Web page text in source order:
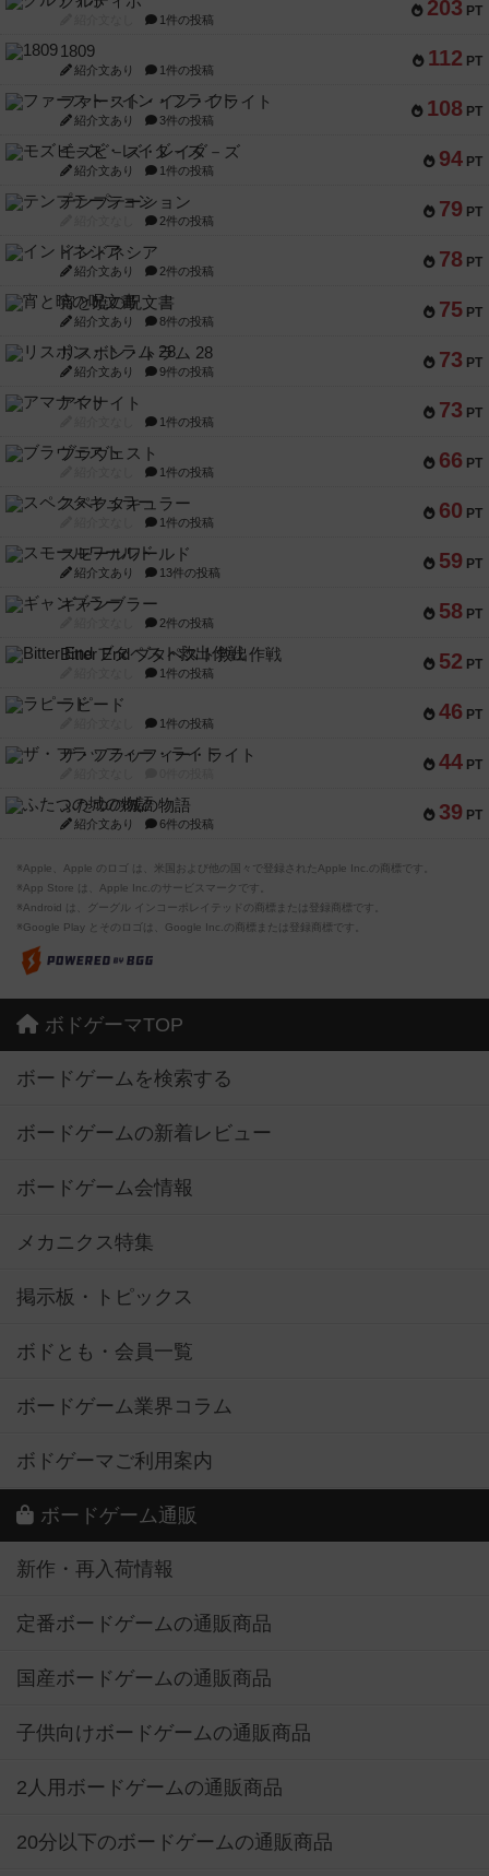
203 PT
1件の投稿
112 PT
1809
紹介文あり 1件の投稿
108 PT
ファースト・イン・フライト
紹介文あり 3件の投稿
94 PT
モズビ－ズ・レイダ－ズ
紹介文あり 1件の投稿
79 PT
テンプテーション
2件の投稿
78 PT
インドネシア
紹介文あり 2件の投稿
75 PT
宵と暁の呪文書
紹介文あり 8件の投稿
73 PT
リスボン・トラム 28
紹介文あり 9件の投稿
73 PT
アマナイト
1件の投稿
66 PT
ブラヴェスト
1件の投稿
60 PT
スペクタキュラー
1件の投稿
59 PT
スモールワールド
紹介文あり 13件の投稿
58 PT
ギャンブラー
2件の投稿
52 PT
Bitter End ブタペスト救出作戦
1件の投稿
46 PT
ラピード
1件の投稿
44 PT
ザ・フラッフィー・ライト
39 PT
ふたつの城の物語
紹介文あり 6件の投稿
※Apple、Apple のロゴ は、米国および他の国々で登録されたApple Inc.の商標です。
※App Store は、Apple Inc.のサービスマークです。
※Android は、グーグル インコーポレイテッドの商標または登録商標です。
※Google Play とそのロゴは、Google Inc.の商標または登録商標です。
ボドゲーマTOP
ボードゲームを検索する
ボードゲームの新着レビュー
ボードゲーム会情報
メカニクス特集
掲示板・トピックス
ボドとも・会員一覧
ボードゲーム業界コラム
ボドゲーマご利用案内
ボードゲーム通販
新作・再入荷情報
定番ボードゲームの通販商品
国産ボードゲームの通販商品
子供向けボードゲームの通販商品
2人用ボードゲームの通販商品
20分以下のボードゲームの通販商品